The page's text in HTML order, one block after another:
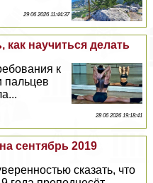
29 06 2026 11:44:37
как научиться делать
к
пальцев
28 06 2026 19:18:41
сентябрь 2019
сказать, что